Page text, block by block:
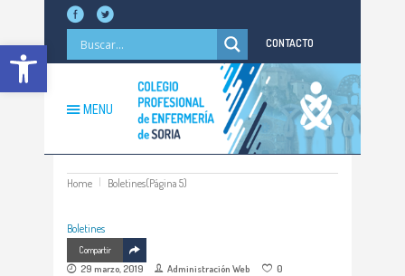
Abrir barra de herramientas CONTACTO
MENU
Home Boletines(Página 5)
Boletines
Compartir
29 marzo, 2019 Administración Web 0